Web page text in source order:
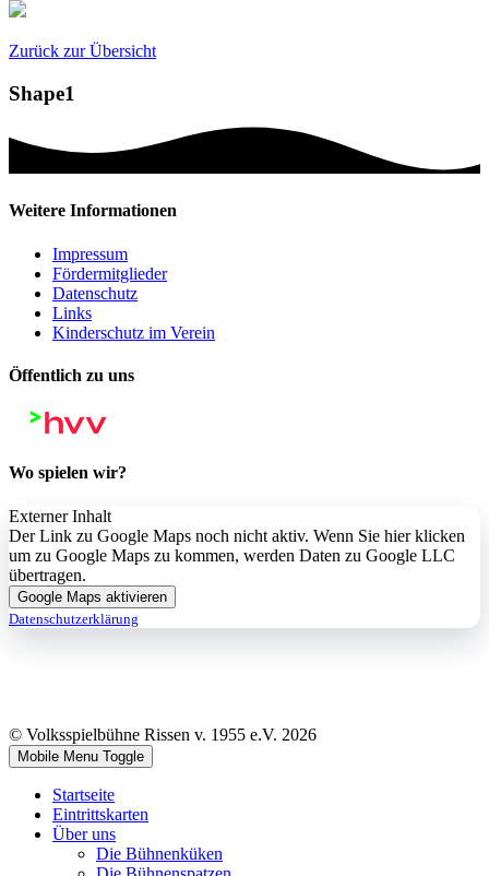
Zurück zur Übersicht
Shape1
Weitere Informationen
Impressum
Fördermitglieder
Datenschutz
Links
Kinderschutz im Verein
Öffentlich zu uns
Wo spielen wir?
Externer Inhalt
Der Link zu Google Maps noch nicht aktiv. Wenn Sie hier klicken
um zu Google Maps zu kommen, werden Daten zu Google LLC
übertragen.
Google Maps aktivieren
Datenschutzerklärung
© Volksspielbühne Rissen v. 1955 e.V. 2026
Mobile Menu Toggle
Startseite
Eintrittskarten
Über uns
Die Bühnenküken